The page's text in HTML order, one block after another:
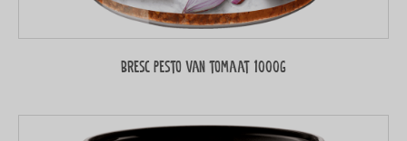
Bresc Pesto van tomaat 1000g